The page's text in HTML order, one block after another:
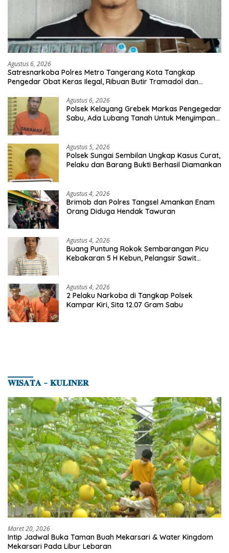
Agustus 6, 2026
Satresnarkoba Polres Metro Tangerang Kota Tangkap
Pengedar Obat Keras Ilegal, Ribuan Butir Tramadol dan
Agustus 6, 2026
Polsek Kelayang Grebek Markas Pengegedar
Sabu, Ada Lubang Tanah Untuk Menyimpan
Agustus 5, 2026
Polsek Sungai Sembilan Ungkap Kasus Curat,
Pelaku dan Barang Bukti Berhasil Diamankan
Agustus 4, 2026
Brimob dan Polres Tangsel Amankan Enam
Orang Diduga Hendak Tawuran
Agustus 4, 2026
Buang Puntung Rokok Sembarangan Picu
Kebakaran 5 H Kebun, Pelangsir Sawit
Agustus 4, 2026
2 Pelaku Narkoba di Tangkap Polsek
Kampar Kiri, Sita 12.07 Gram Sabu
𝐖𝐈𝐒𝐀𝐓𝐀 – 𝐊𝐔𝐋𝐈𝐍𝐄𝐑
Maret 20, 2026
Intip Jadwal Buka Taman Buah Mekarsari & Water Kingdom
Mekarsari Pada Libur Lebaran